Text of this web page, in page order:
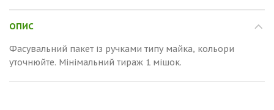
ОПИС
Фасувальний пакет із ручками типу майка, кольори
уточнюйте. Мінімальний тираж 1 мішок.